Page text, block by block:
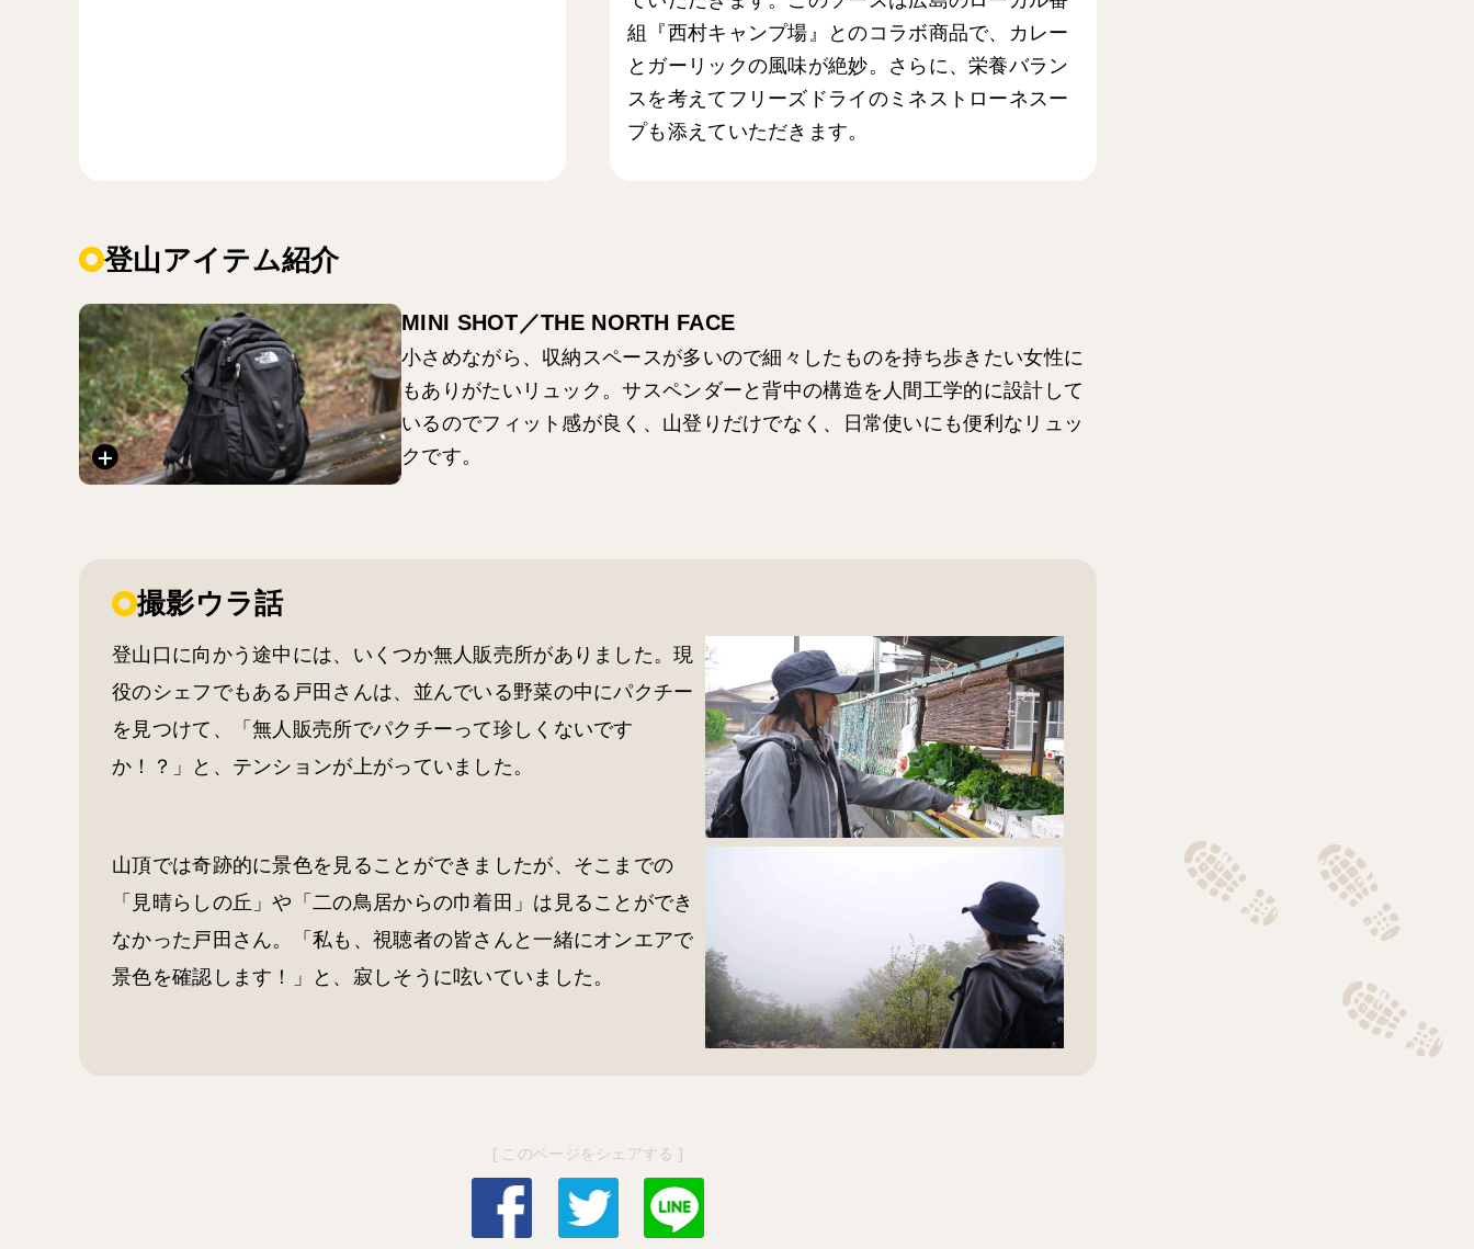
組『西村キャンプ場』とのコラボ商品で、カレー
とガーリックの風味が絶妙。さらに、栄養バラン
スを考えてフリーズドライのミネストローネスー
プも添えていただきます。
登山アイテム紹介
MINI SHOT／THE NORTH FACE
小さめながら、収納スペースが多いので細々したものを持ち歩きたい女性に
もありがたいリュック。サスペンダーと背中の構造を人間工学的に設計して
いるのでフィット感が良く、山登りだけでなく、日常使いにも便利なリュッ
クです。
撮影ウラ話
登山口に向かう途中には、いくつか無人販売所がありました。現
役のシェフでもある戸田さんは、並んでいる野菜の中にパクチー
を見つけて、「無人販売所でパクチーって珍しくないです
か！？」と、テンションが上がっていました。
山頂では奇跡的に景色を見ることができましたが、そこまでの
「見晴らしの丘」や「二の鳥居からの巾着田」は見ることができ
なかった戸田さん。「私も、視聴者の皆さんと一緒にオンエアで
景色を確認します！」と、寂しそうに呟いていました。
[ このページをシェアする ]